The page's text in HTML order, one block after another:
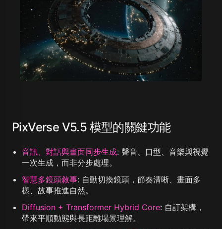
PixVerse V5.5 模型的關鍵功能
音訊、對話與畫面同步生成: 聲音、口型、音樂與視覺
一次生成，而非分步處理。
智慧多鏡頭敘事: 自動切換鏡頭，節奏清晰、畫面多
樣、故事推進自然。
Diffusion + Transformer Hybrid Core: 自訂架構，
帶來平順動態與長距離場景理解。